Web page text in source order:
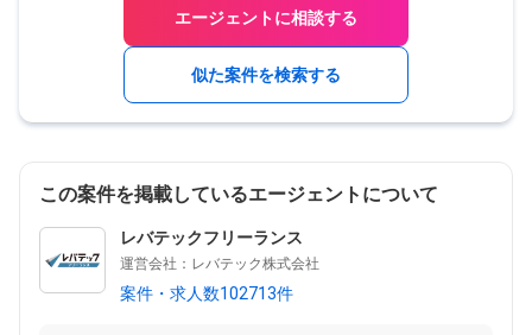
エージェントに相談する
似た案件を検索する
この案件を掲載しているエージェントについて
レバテックフリーランス
運営会社：レバテック株式会社
案件・求人数102713件